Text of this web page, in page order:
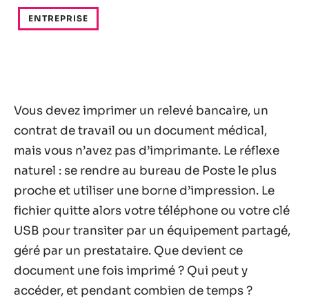
ENTREPRISE
Vous devez imprimer un relevé bancaire, un
contrat de travail ou un document médical,
mais vous n’avez pas d’imprimante. Le réflexe
naturel : se rendre au bureau de Poste le plus
proche et utiliser une borne d’impression. Le
fichier quitte alors votre téléphone ou votre clé
USB pour transiter par un équipement partagé,
géré par un prestataire. Que devient ce
document une fois imprimé ? Qui peut y
accéder, et pendant combien de temps ?